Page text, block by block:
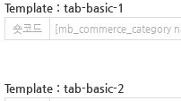
Template : tab-basic-1
숏코드
Template : tab-basic-2